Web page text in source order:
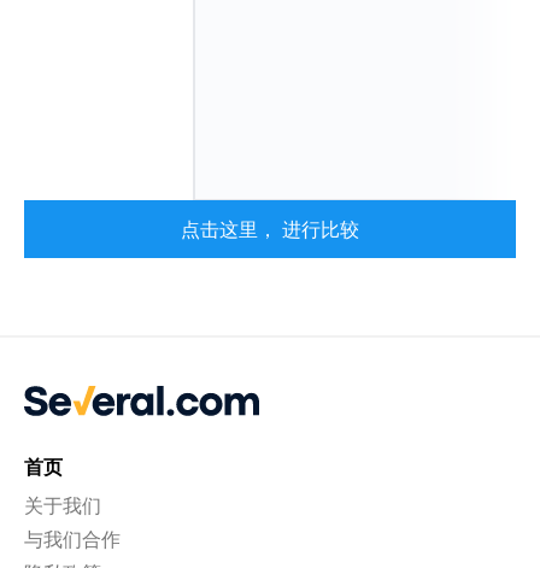
点击这里， 进行比较
首页
关于我们
与我们合作